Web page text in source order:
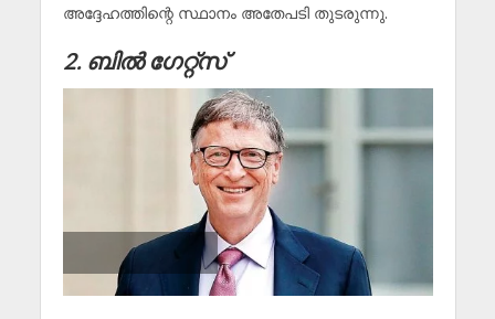
അദ്ദേഹത്തിന്റെ സ്ഥാനം അതേപടി തുടരുന്നു.
2. ബിൽ ഗേറ്റ്സ്